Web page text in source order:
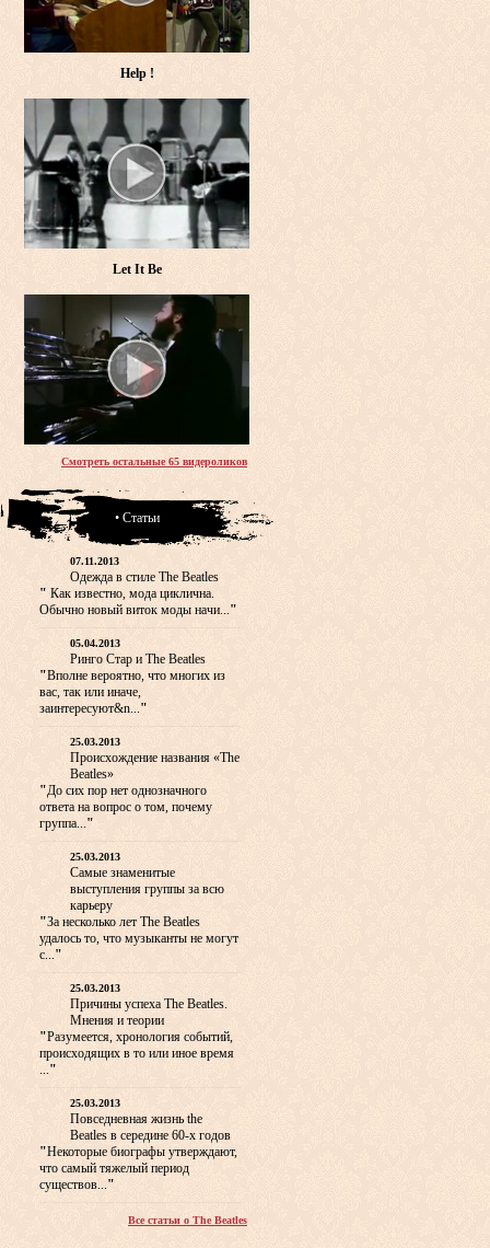
Help !
Let It Be
Смотреть остальные 65 видероликов
• Статьи
07.11.2013
Одежда в стиле The Beatles
" Как известно, мода циклична.
Обычно новый виток моды начи..."
05.04.2013
Ринго Стар и The Beatles
"Вполне вероятно, что многих из
вас, так или иначе,
заинтересуют&n..."
25.03.2013
Происхождение названия «The
Beatles»
"До сих пор нет однозначного
ответа на вопрос о том, почему
группа..."
25.03.2013
Самые знаменитые
выступления группы за всю
карьеру
"За несколько лет The Beatles
удалось то, что музыканты не могут
с..."
25.03.2013
Причины успеха The Beatles.
Мнения и теории
"Разумеется, хронология событий,
происходящих в то или иное время
..."
25.03.2013
Повседневная жизнь the
Beatles в середине 60-х годов
"Некоторые биографы утверждают,
что самый тяжелый период
существов..."
Все статьи о The Beatles